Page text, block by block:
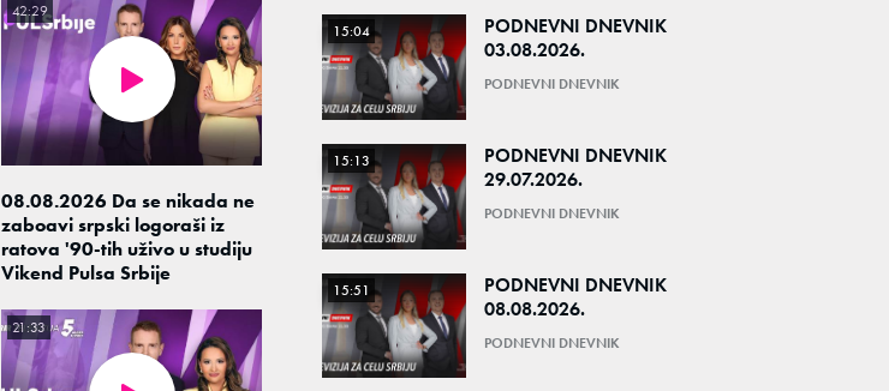
08.08.2026 Da se nikada ne
zaboavi srpski logoraši iz
ratova '90-tih uživo u studiju
Vikend Pulsa Srbije
42:29
21:33
15:04
PODNEVNI DNEVNIK
03.08.2026.
PODNEVNI DNEVNIK
15:13
PODNEVNI DNEVNIK
29.07.2026.
PODNEVNI DNEVNIK
15:51
PODNEVNI DNEVNIK
08.08.2026.
PODNEVNI DNEVNIK